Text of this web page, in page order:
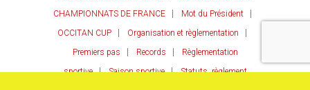
CHAMPIONNATS DE FRANCE
Mot du Président
OCCITAN CUP
Organisation et règlementation
Premiers pas
Records
Règlementation
sportive
Saison sportive
Statuts, règlement